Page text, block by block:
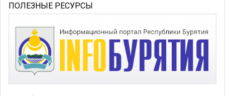
ПОЛЕЗНЫЕ РЕСУРСЫ